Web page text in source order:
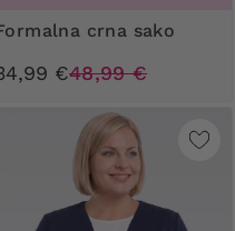
Formalna crna sako
€48,99 €